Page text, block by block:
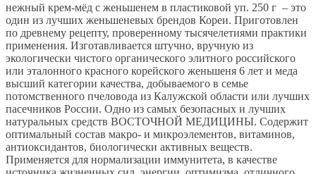
нежный крем-мёд с женьшенем в пластиковой уп. 250 г – это
один из лучших женьшеневых брендов Кореи. Приготовлен
по древнему рецепту, проверенному тысячелетиями практики
применения. Изготавливается штучно, вручную из
экологически чистого органического элитного российского
или эталонного красного корейского женьшеня 6 лет и меда
высший категории качества, добываемого в семье
потомственного пчеловода из Калужской области или лучших
пасечников России. Одно из самых безопасных и лучших
натуральных средств ВОСТОЧНОЙ МЕДИЦИНЫ. Содержит
оптимальный состав макро- и микроэлементов, витаминов,
антиоксидантов, биологически активных веществ.
Применяется для нормализации иммунитета, в качестве